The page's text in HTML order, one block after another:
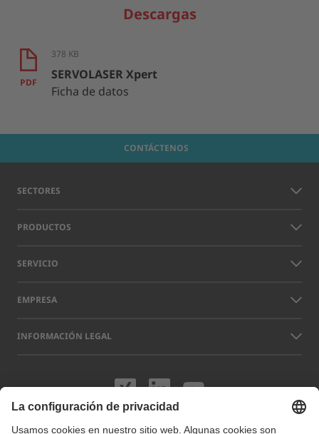
Descargas
PDF
378 KB
SERVOLASER Xpert
Ficha de datos
CONTÁCTENOS
SECTORES
PRODUCTOS
SERVICIO
EMPRESA
INFORMACIÓN LEGAL
Visítenos en XING
Visítenos en
Visítenos